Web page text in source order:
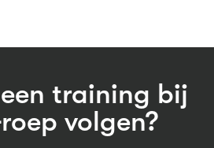
training bij
volgen?